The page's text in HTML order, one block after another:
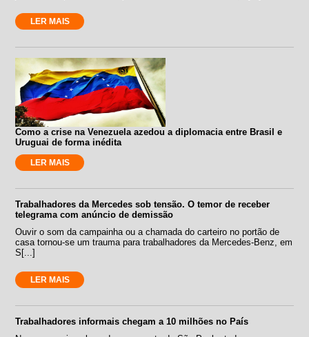
LER MAIS
Como a crise na Venezuela azedou a diplomacia entre Brasil e
Uruguai de forma inédita
LER MAIS
Trabalhadores da Mercedes sob tensão. O temor de receber
telegrama com anúncio de demissão
Ouvir o som da campainha ou a chamada do carteiro no portão de
casa tornou-se um trauma para trabalhadores da Mercedes-Benz, em
S[...]
LER MAIS
Trabalhadores informais chegam a 10 milhões no País